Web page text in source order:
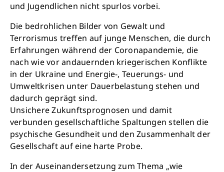
und Jugendlichen nicht spurlos vorbei.
Die bedrohlichen Bilder von Gewalt und
Terrorismus treffen auf junge Menschen, die durch
Erfahrungen während der Coronapandemie, die
nach wie vor andauernden kriegerischen Konflikte
in der Ukraine und Energie-, Teuerungs- und
Umweltkrisen unter Dauerbelastung stehen und
dadurch geprägt sind.
Unsichere Zukunftsprognosen und damit
verbunden gesellschaftliche Spaltungen stellen die
psychische Gesundheit und den Zusammenhalt der
Gesellschaft auf eine harte Probe.
In der Auseinandersetzung zum Thema „wie